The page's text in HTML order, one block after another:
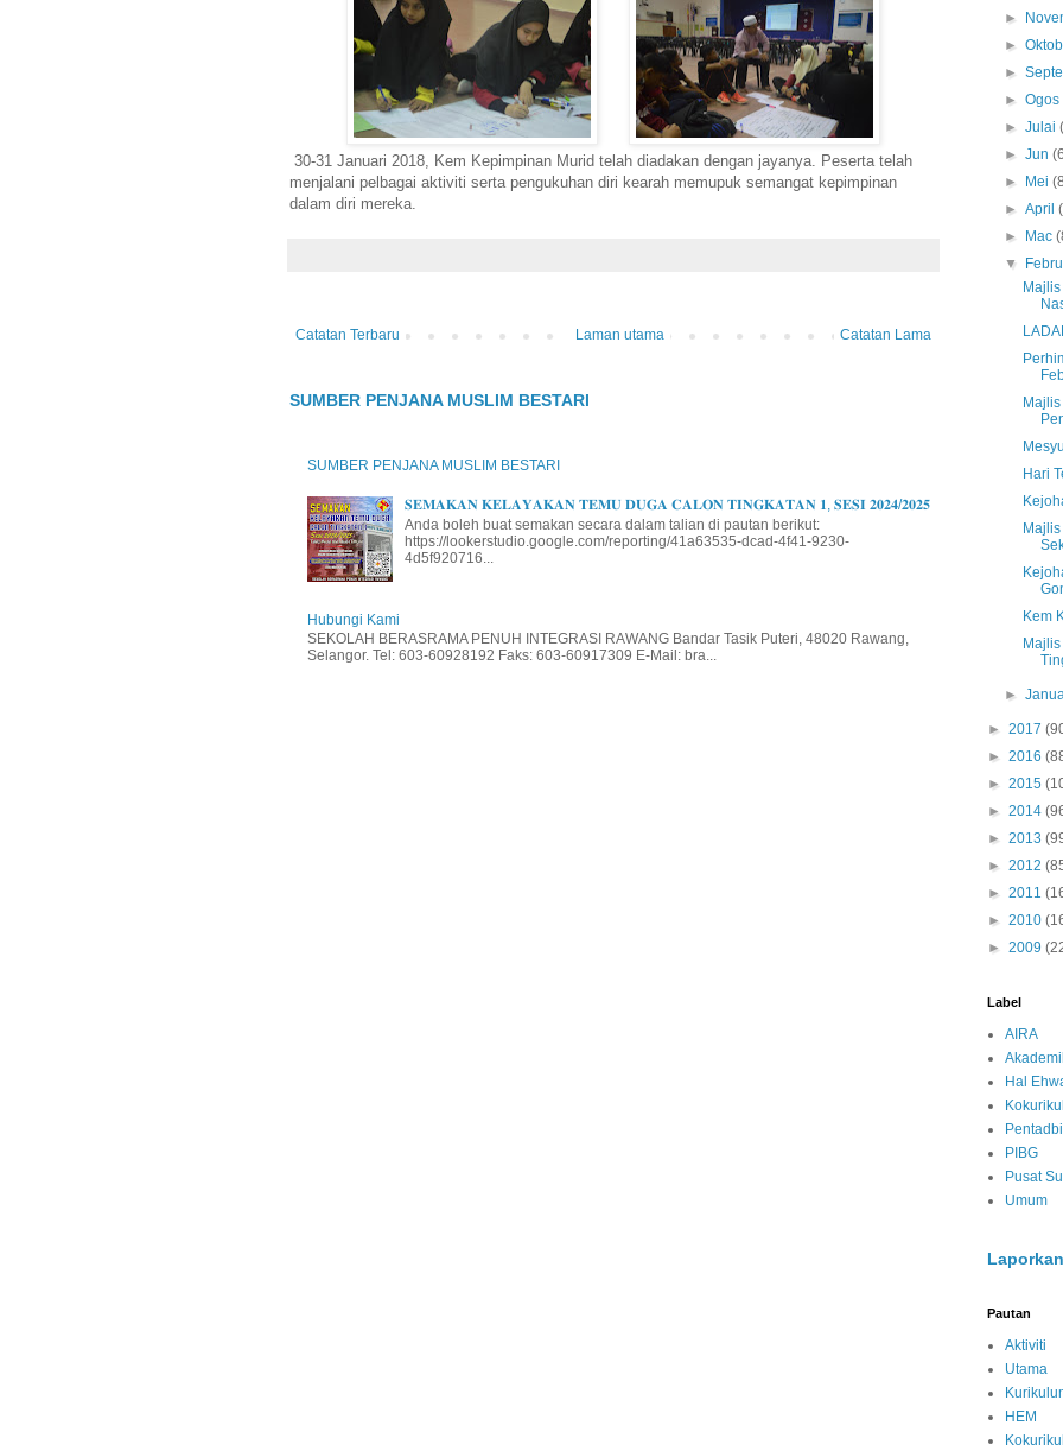
30-31 Januari 2018, Kem Kepimpinan Murid telah diadakan dengan jayanya. Peserta telah
menjalani pelbagai aktiviti serta pengukuhan diri kearah memupuk semangat kepimpinan
dalam diri mereka.
Catatan Terbaru Catatan Lama
Laman utama
SUMBER PENJANA MUSLIM BESTARI
SUMBER PENJANA MUSLIM BESTARI
𝐒𝐄𝐌𝐀𝐊𝐀𝐍 𝐊𝐄𝐋𝐀𝐘𝐀𝐊𝐀𝐍 𝐓𝐄𝐌𝐔 𝐃𝐔𝐆𝐀 𝐂𝐀𝐋𝐎𝐍 𝐓𝐈𝐍𝐆𝐊𝐀𝐓𝐀𝐍 𝟏, 𝐒𝐄𝐒𝐈 𝟐𝟎𝟐𝟒/𝟐𝟎𝟐𝟓
Anda boleh buat semakan secara dalam talian di pautan berikut:
https://lookerstudio.google.com/reporting/41a63535-dcad-4f41-9230-
4d5f920716...
Hubungi Kami
SEKOLAH BERASRAMA PENUH INTEGRASI RAWANG Bandar Tasik Puteri, 48020 Rawang,
Selangor. Tel: 603-60928192 Faks: 603-60917309 E-Mail: bra...
►
►
►
►Ogos
►Julai
►Jun
►
Mei
►April
►
Mac
▼
Hari
Kem
►
► 2017
► 2016
► 2015
► 2014
► 2013
► 2012
► 2011
► 2010
► 2009
Label
AIRA
Hal
PIBG
Pusat
Umum
Pautan
Aktiviti
Utama
HEM